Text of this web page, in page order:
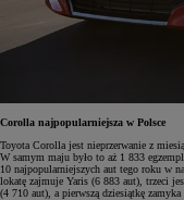
Corolla najpopularniejsza w Polsce
Toyota Corolla jest nieprzerwanie z
W samym maju było to aż 1 833
10 najpopularniejszych aut tego roku w
lokatę zajmuje Yaris (6 883 aut), trzeci
(4 710 aut), a pierwszą dziesiątkę